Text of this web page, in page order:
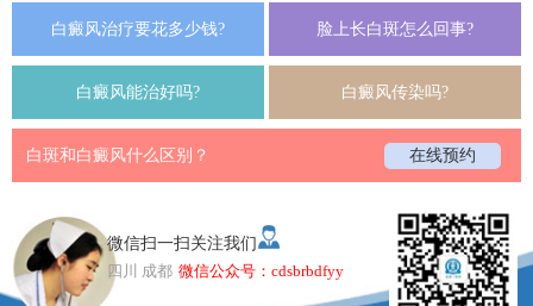
白癜风治疗要花多少钱? 脸上长白斑怎么回事?
白癜风能治好吗? 白癜风传染吗?
白斑和白癜风什么区别？ 在线预约
微信扫一扫关注我们
四川 成都 微信公众号：cdsbrbdfyy